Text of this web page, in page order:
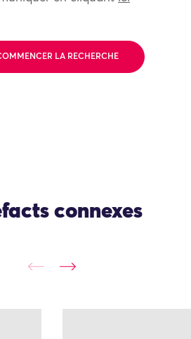
LA RECHERCHE
connexes